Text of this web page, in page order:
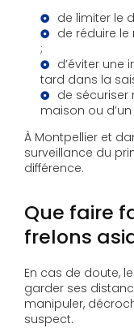
de limiter le
de réduire le
;
d’éviter une
tard dans la
de sécuriser
maison ou
À Montpellier et
surveillance du
différence.
Que faire
frelons
En cas de doute,
garder ses
manipuler,
suspect.